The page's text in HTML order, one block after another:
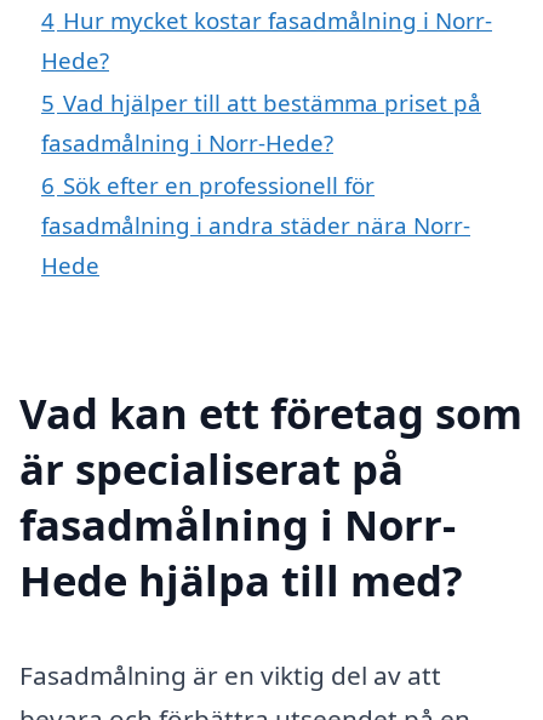
4 Hur mycket kostar fasadmålning i Norr-
Hede?
5 Vad hjälper till att bestämma priset på
fasadmålning i Norr-Hede?
6 Sök efter en professionell för
fasadmålning i andra städer nära Norr-
Hede
Vad kan ett företag som
är specialiserat på
fasadmålning i Norr-
Hede hjälpa till med?
Fasadmålning är en viktig del av att